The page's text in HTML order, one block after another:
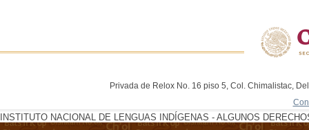
Privada de Relox No. 16 piso 5, Col. Chimalistac,
INSTITUTO NACIONAL DE LENGUAS INDÍGENAS - ALGUNOS